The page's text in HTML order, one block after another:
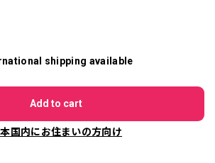
shipping available
Add to cart
国内にお住まいの方向け